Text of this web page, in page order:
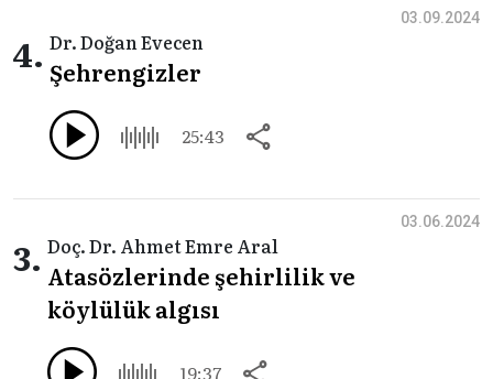
4. Dr. Doğan Evecen
Şehrengizler
25:43
03.09.2024
3. Doç. Dr. Ahmet Emre Aral
Atasözlerinde şehirlilik ve
köylülük algısı
19:37
03.06.2024